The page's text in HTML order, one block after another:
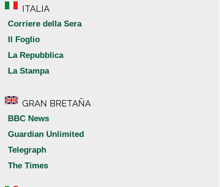
ITALIA
Corriere della Sera
Il Foglio
La Repubblica
La Stampa
GRAN BRETAÑA
BBC News
Guardian Unlimited
Telegraph
The Times